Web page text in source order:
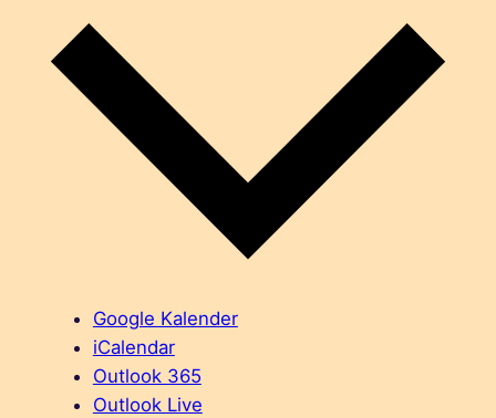
Google Kalender
iCalendar
Outlook 365
Outlook Live